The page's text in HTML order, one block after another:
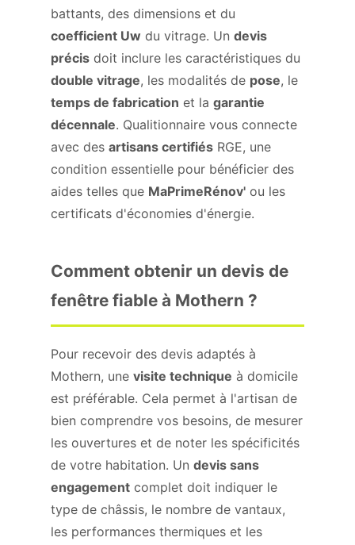
battants, des dimensions et du
coefficient Uw du vitrage. Un devis
précis doit inclure les caractéristiques du
double vitrage, les modalités de pose, le
temps de fabrication et la garantie
décennale. Qualitionnaire vous connecte
avec des artisans certifiés RGE, une
condition essentielle pour bénéficier des
aides telles que MaPrimeRénov' ou les
certificats d'économies d'énergie.
Comment obtenir un devis de
fenêtre fiable à Mothern ?
Pour recevoir des devis adaptés à
Mothern, une visite technique à domicile
est préférable. Cela permet à l'artisan de
bien comprendre vos besoins, de mesurer
les ouvertures et de noter les spécificités
de votre habitation. Un devis sans
engagement complet doit indiquer le
type de châssis, le nombre de vantaux,
les performances thermiques et les